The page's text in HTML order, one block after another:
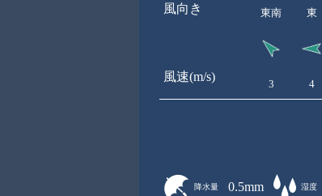
風向き
風速(m/s)
東南 東
3 4
降水量 0.5mm 湿度